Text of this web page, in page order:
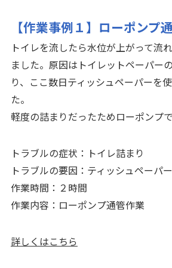
【作業事例１】ローポンプ
トイレを流したら水位が上がって流
ました。原因はトイレットペーパー
り、ここ数日ティッシュペーパーを
た。
軽度の詰まりだったためローポンプ
トラブルの症状：トイレ詰まり
トラブルの要因：ティッシュペーパー
作業時間：２時間
作業内容：ローポンプ通管作業
詳しくはこちら